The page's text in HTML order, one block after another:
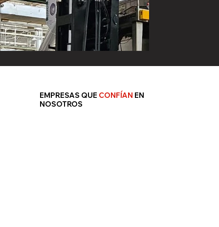
EMPRESAS QUE CONFÍAN EN
NOSOTROS